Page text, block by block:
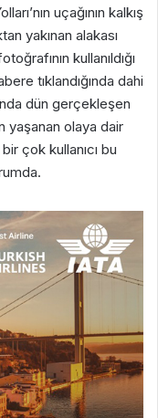
uçağının kalkış
yakınan alakası
kullanıldığı
tıklandığında dahi
dün gerçekleşen
yaşanan olaya dair
çok kullanıcı bu